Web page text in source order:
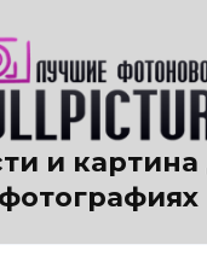
и картина
фотографиях